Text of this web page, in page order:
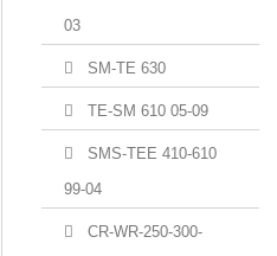
03
SM-TE 630
TE-SM 610 05-09
SMS-TEE 410-610
99-04
CR-WR-250-300-